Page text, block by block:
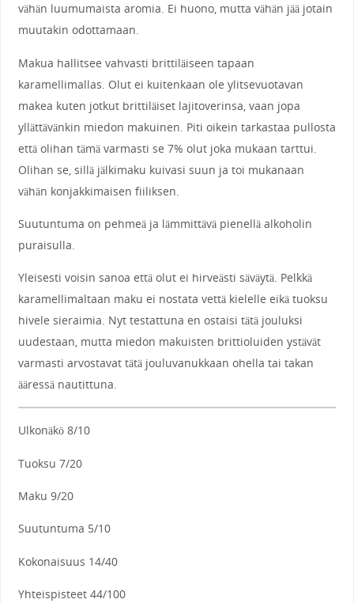
vähän luumumaista aromia. Ei huono, mutta vähän jää jotain
muutakin odottamaan.
Makua hallitsee vahvasti brittiläiseen tapaan
karamellimallas. Olut ei kuitenkaan ole ylitsevuotavan
makea kuten jotkut brittiläiset lajitoverinsa, vaan jopa
yllättävänkin miedon makuinen. Piti oikein tarkastaa pullosta
että olihan tämä varmasti se 7% olut joka mukaan tarttui.
Olihan se, sillä jälkimaku kuivasi suun ja toi mukanaan
vähän konjakkimaisen fiiliksen.
Suutuntuma on pehmeä ja lämmittävä pienellä alkoholin
puraisulla.
Yleisesti voisin sanoa että olut ei hirveästi säväytä. Pelkkä
karamellimaltaan maku ei nostata vettä kielelle eikä tuoksu
hivele sieraimia. Nyt testattuna en ostaisi tätä jouluksi
uudestaan, mutta miedon makuisten brittioluiden ystävät
varmasti arvostavat tätä jouluvanukkaan ohella tai takan
ääressä nautittuna.
Ulkonäkö 8/10
Tuoksu 7/20
Maku 9/20
Suutuntuma 5/10
Kokonaisuus 14/40
Yhteispisteet 44/100